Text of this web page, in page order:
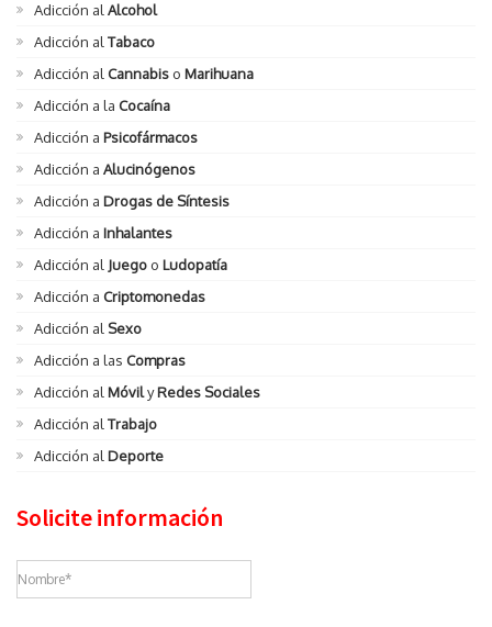
Adicción al Alcohol
Adicción al Tabaco
Adicción al Cannabis o Marihuana
Adicción a la Cocaína
Adicción a Psicofármacos
Adicción a Alucinógenos
Adicción a Drogas de Síntesis
Adicción a Inhalantes
Adicción al Juego o Ludopatía
Adicción a Criptomonedas
Adicción al Sexo
Adicción a las Compras
Adicción al MóvilyRedes Sociales
Adicción al Trabajo
Adicción al Deporte
Solicite información